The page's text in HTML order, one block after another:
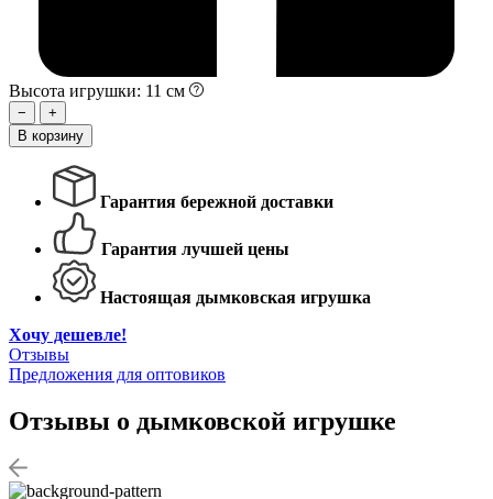
Высота игрушки: 11 см
−
+
В корзину
Гарантия бережной доставки
Гарантия лучшей цены
Настоящая дымковская игрушка
Хочу дешевле!
Отзывы
Предложения для оптовиков
Отзывы о дымковской игрушке